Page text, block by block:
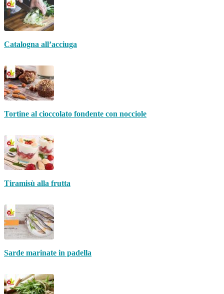
Catalogna all’acciuga
Tortine al cioccolato fondente con nocciole
Tiramisù alla frutta
Sarde marinate in padella